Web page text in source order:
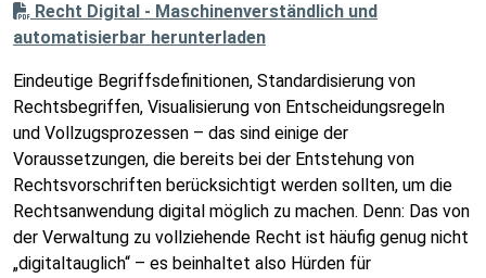
Recht Digital - Maschinenverständlich und
automatisierbar herunterladen
Eindeutige Begriffsdefinitionen, Standardisierung von
Rechtsbegriffen, Visualisierung von Entscheidungsregeln
und Vollzugsprozessen – das sind einige der
Voraussetzungen, die bereits bei der Entstehung von
Rechtsvorschriften berücksichtigt werden sollten, um die
Rechtsanwendung digital möglich zu machen. Denn: Das von
der Verwaltung zu vollziehende Recht ist häufig genug nicht
„digitaltauglich“ – es beinhaltet also Hürden für